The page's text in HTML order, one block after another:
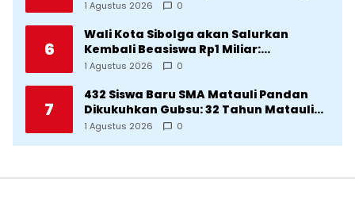
Sampai Pekerjaan Pusat dan Provinsi
1 Agustus 2026 0
6
Wali Kota Sibolga akan Salurkan
Kembali Beasiswa Rp1 Miliar:
Diproritaskan Mahasiswa Korban
1 Agustus 2026 0
7
432 Siswa Baru SMA Matauli Pandan
Dikukuhkan Gubsu: 32 Tahun Matauli
Cetak SDM Unggul
1 Agustus 2026 0